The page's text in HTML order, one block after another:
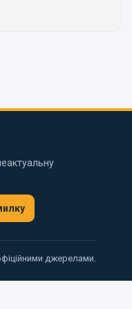
джерелами.